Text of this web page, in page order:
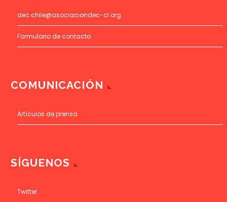
dec.chile@asociaciondec-cl.org
Formulario de contacto
COMUNICACIÓN
Artículos de prensa
SÍGUENOS
Twitter